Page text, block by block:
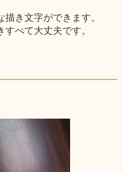
き文字ができます。
べて大丈夫です。